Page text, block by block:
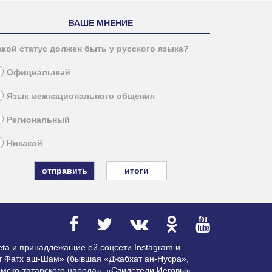
ВАШЕ МНЕНИЕ
статус должен быть у русского языка?
Официальный
Язык межнационального общения
Региональный
Никакой
итоги
и принадлежащие ей соцсети Instagram и
Фатх аш-Шам» (бывшая «Джабхат ан-Нусра»,
татарского народа», «Свидетели Иеговы»,